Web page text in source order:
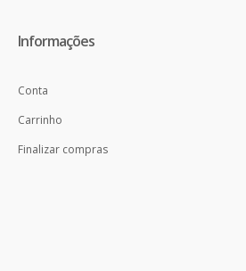
Informações
Conta
Carrinho
Finalizar compras